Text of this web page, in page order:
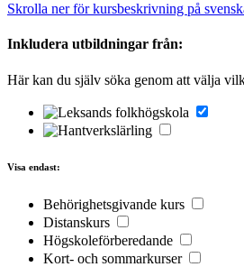
Skrolla ner för kursbeskrivning på
Inkludera utbildningar från:
Här kan du själv söka genom att välja
Visa endast:
Behörighetsgivande kurs
Distanskurs
Högskoleförberedande
Kort- och sommarkurser